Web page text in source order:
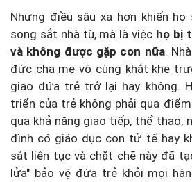
Nhưng điều sâu xa hơn khiến họ
song sắt nhà tù, mà là việc họ bị
và không được gặp con nữa.
đức cha mẹ vô cùng khắt khe
giao đứa trẻ trở lại hay không.
triển của trẻ không phải qua điểm
qua khả năng giao tiếp, thể thao,
đình có giáo dục con tử tế hay
sát liên tục và chặt chẽ này đã
lửa" bảo vệ đứa trẻ khỏi mọi